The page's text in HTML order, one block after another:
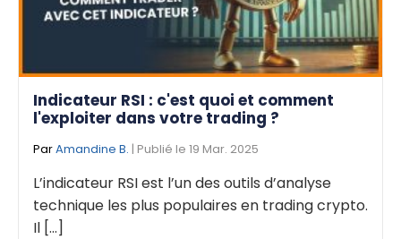
Indicateur RSI : c'est quoi et comment
l'exploiter dans votre trading ?
ParAmandine B. | Publié le 19 Mar. 2025
L’indicateur RSI est l’un des outils d’analyse
technique les plus populaires en trading crypto.
Il [...]